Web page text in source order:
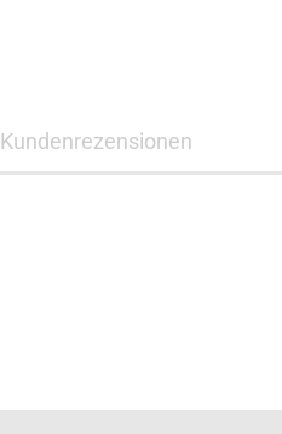
Kundenrezensionen